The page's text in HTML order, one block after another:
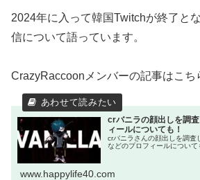
2024年に入って韓国Twitchが終了と
信について語っています。
CrazyRaccoonメンバーの記事はこち
crバニラの顔出しを調
ィールについても！
crバニラさんの顔出しを調査
などのプロフィールについて
www.happylife40.com